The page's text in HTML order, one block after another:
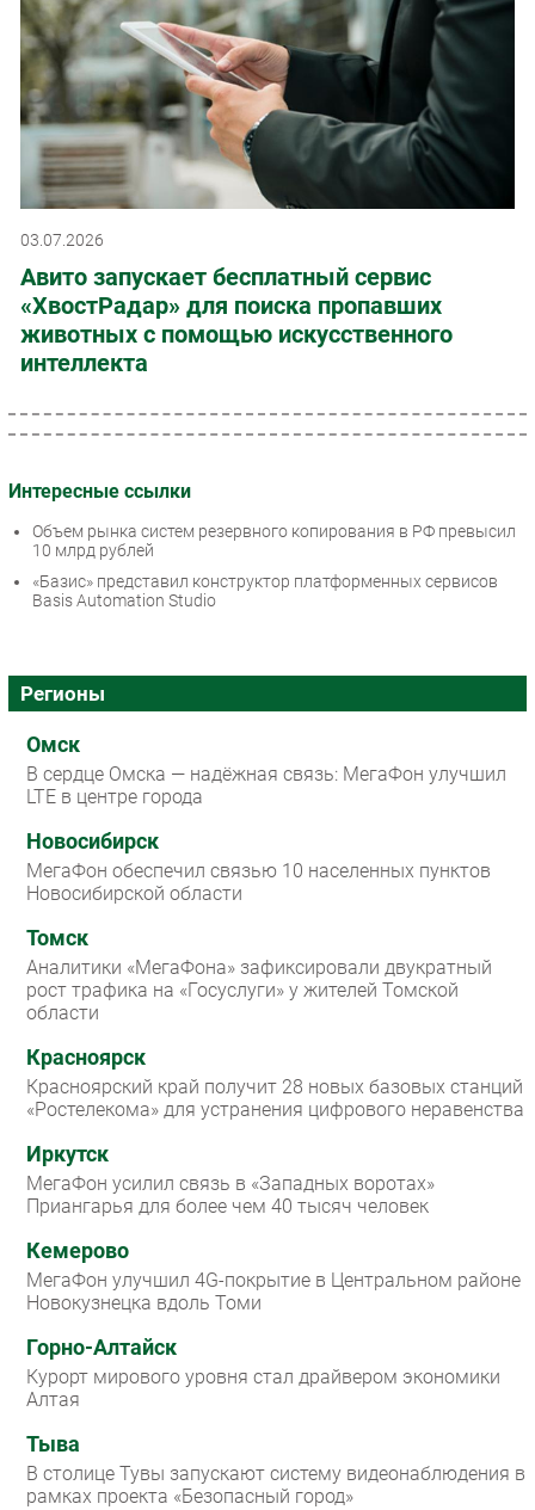
03.07.2026
Авито запускает бесплатный сервис
«ХвостРадар» для поиска пропавших
животных с помощью искусственного
интеллекта
Интересные ссылки
Объем рынка систем резервного копирования в РФ превысил
10 млрд рублей
«Базис» представил конструктор платформенных сервисов
Basis Automation Studio
Регионы
Омск
В сердце Омска — надёжная связь: МегаФон улучшил
LTE в центре города
Новосибирск
МегаФон обеспечил связью 10 населенных пунктов
Новосибирской области
Томск
Аналитики «МегаФона» зафиксировали двукратный
рост трафика на «Госуслуги» у жителей Томской
области
Красноярск
Красноярский край получит 28 новых базовых станций
«Ростелекома» для устранения цифрового неравенства
Иркутск
МегаФон усилил связь в «Западных воротах»
Приангарья для более чем 40 тысяч человек
Кемерово
МегаФон улучшил 4G-покрытие в Центральном районе
Новокузнецка вдоль Томи
Горно-Алтайск
Курорт мирового уровня стал драйвером экономики
Алтая
Тыва
В столице Тувы запускают систему видеонаблюдения в
рамках проекта «Безопасный город»